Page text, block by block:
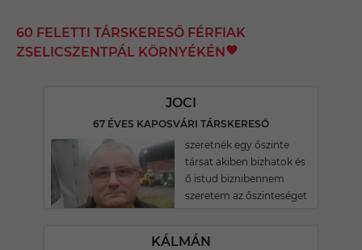
60 FELETTI TÁRSKERESŐ FÉRFIAK
ZSELICSZENTPÁL KÖRNYÉKÉN
JOCI
67 ÉVES KAPOSVÁRI TÁRSKERESŐ
szeretnék egy őszinte
társat akiben bizhatok és
ő istud biznibennem
szeretem az őszinteséget
KÁLMÁN